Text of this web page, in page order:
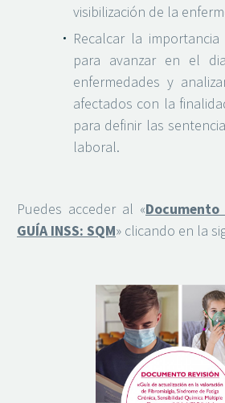
visibilización de la
Recalcar la
para avanzar en el
enfermedades y
afectados con la
para definir las
laboral.
Puedes acceder al «
GUÍA INSS: SQM» clicando en la